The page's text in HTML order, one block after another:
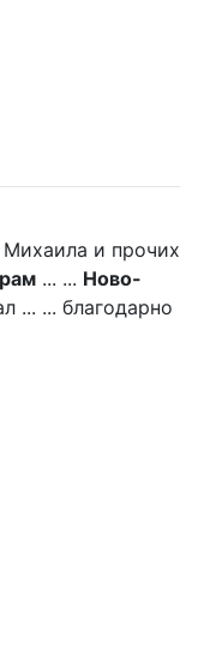
и прочих
... ... Ново-
... ... благодарно